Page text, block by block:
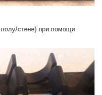
стене) при помощи